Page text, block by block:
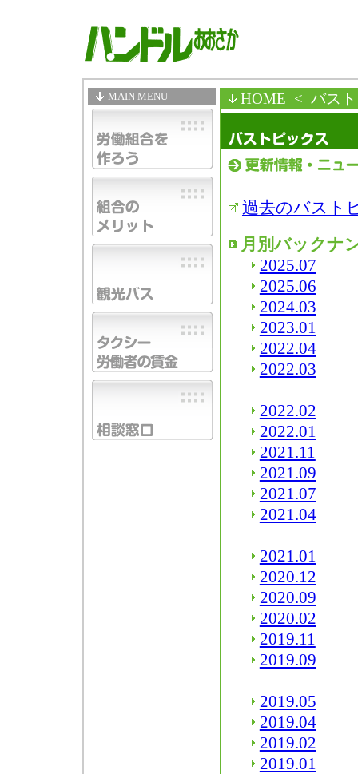
MAIN MENU HOME < バス
過去のバスト
月別バックナ
2025.07
2025.06
2024.03
2023.01
2022.04
2022.03
2022.02
2022.01
2021.11
2021.09
2021.07
2021.04
2021.01
2020.12
2020.09
2020.02
2019.11
2019.09
2019.05
2019.04
2019.02
2019.01